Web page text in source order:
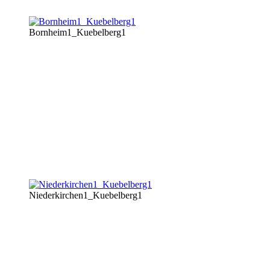
Bornheim1_Kuebelberg1
Niederkirchen1_Kuebelberg1